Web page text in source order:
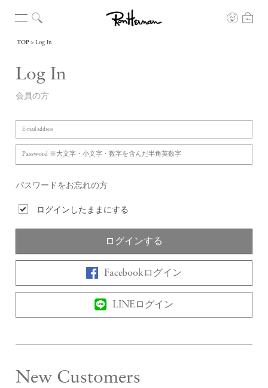
TOP Log In
Log In
会員の方
パスワードをお忘れの方
ログインしたままにする
ログインする
Facebookログイン
LINEログイン
New Customers